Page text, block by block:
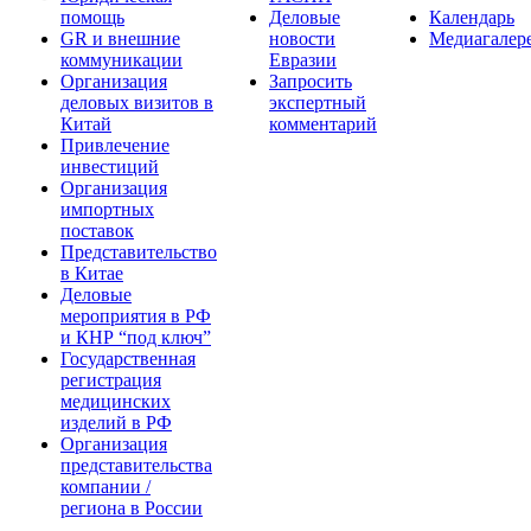
помощь
GR и внешние
коммуникации
Организация
деловых визитов в
Китай
Привлечение
инвестиций
Организация
импортных
поставок
Представительство
в Китае
Деловые
мероприятия в РФ
и КНР “под ключ”
Государственная
регистрация
медицинских
изделий в РФ
Организация
представительства
компании /
региона в России
Деловые
новости
Евразии
Запросить
экспертный
комментарий
Календарь